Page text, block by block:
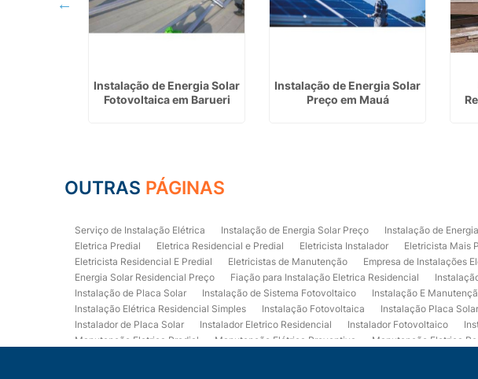
Instalação de Energia Solar
Fotovoltaica em Barueri
Instalação de Energia Solar
Preço em Mauá
OUTRAS PÁGINAS
Serviço de Instalação Elétrica Instalação de Energia Solar Preço Instalação de
Eletrica Predial
Eletrica Residencial e Predial Eletricista Instalador Eletricista Mais
Eletricista Residencial E Predial
Eletricistas de Manutenção Empresa de Instalações
Energia Solar Residencial Preço
Fiação para Instalação Eletrica Residencial
Instalação de Placa Solar
Instalação de Sistema Fotovoltaico Instalação E
Instalação Elétrica Residencial Simples
Instalação Fotovoltaica Instalação Placa Solar
Instalador de Placa Solar
Instalador Eletrico Residencial Instalador Fotovoltaico
Manutenção Eletrica Predial
Manutenção Elétrica Preventiva Manutenção Eletrica